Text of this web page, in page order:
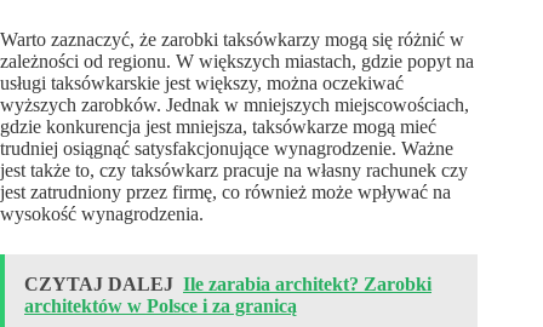
Warto zaznaczyć, że zarobki taksówkarzy mogą się różnić w
zależności od regionu. W większych miastach, gdzie popyt na
usługi taksówkarskie jest większy, można oczekiwać
wyższych zarobków. Jednak w mniejszych miejscowościach,
gdzie konkurencja jest mniejsza, taksówkarze mogą mieć
trudniej osiągnąć satysfakcjonujące wynagrodzenie. Ważne
jest także to, czy taksówkarz pracuje na własny rachunek czy
jest zatrudniony przez firmę, co również może wpływać na
wysokość wynagrodzenia.
CZYTAJ DALEJ Ile zarabia architekt? Zarobki
architektów w Polsce i za granicą